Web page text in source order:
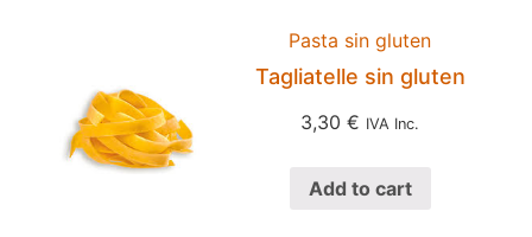
Pasta sin gluten
Tagliatelle sin gluten
3,30 € IVA Inc.
Add to cart